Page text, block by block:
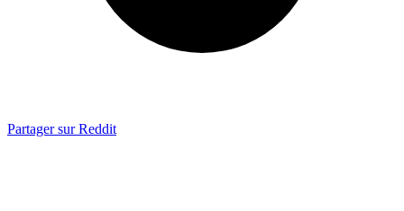
Partager sur Reddit